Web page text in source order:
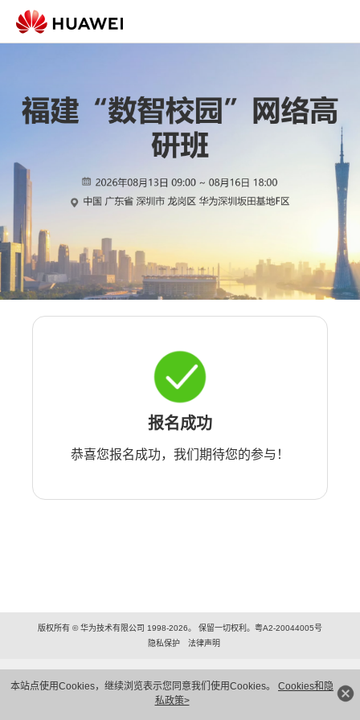
本站点使用Cookies，继续浏览表示您同意我们使用Cookies。 Cookies和隐
私政策>
报名成功
恭喜您报名成功，我们期待您的参与！
版权所有 © 华为技术有限公司 1998-2026。 保留一切权利。粤A2-20044005号
隐私保护
法律声明